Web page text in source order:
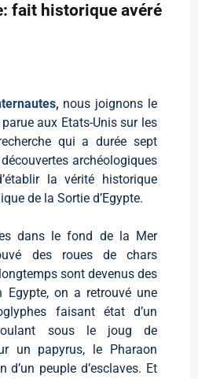
fait historique avéré
nous joignons le
parue aux Etats-Unis sur les
qui a durée sept
archéologiques
la vérité historique
de la Sortie d’Egypte.
dans le fond de la Mer
des roues de chars
sont devenus des
Egypte, on a retrouvé une
faisant état d’un
sous le joug de
un papyrus, le Pharaon
d’un peuple d’esclaves. Et